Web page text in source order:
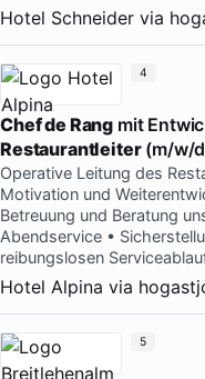
Hotel Schneider via
Chef de Rang mit
Restaurantleiter(m/w/
Operative Leitung des
Motivation und
Betreuung und Beratung
Abendservice •
reibungslosen
Hotel Alpina via
4
5